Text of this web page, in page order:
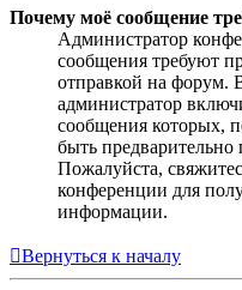
Почему моё сообщение
Администратор
сообщения требуют
отправкой на форум.
администратор
сообщения которых,
быть
Пожалуйста,
конференции для
информации.
Вернуться к началу